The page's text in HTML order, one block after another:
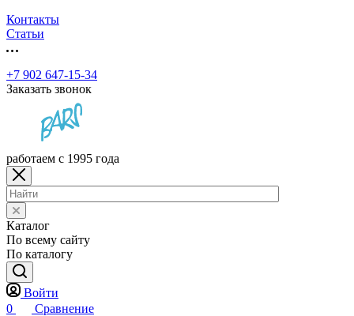
Контакты
Статьи
+7 902 647-15-34
Заказать звонок
работаем с 1995 года
Каталог
По всему сайту
По каталогу
Войти
0
Сравнение